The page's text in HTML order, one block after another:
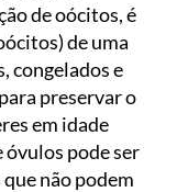
de oócitos, é
de uma
congelados e
preservar o
em idade
pode ser
não podem